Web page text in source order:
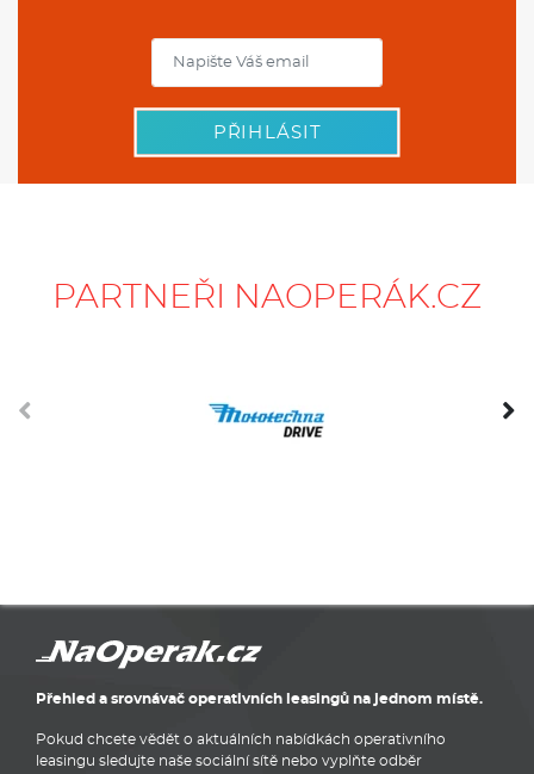
PŘIHLÁSIT
PARTNEŘI NAOPERÁK.CZ
Přehled a srovnávač operativních leasingů na jednom místě.
Pokud chcete vědět o aktuálních nabídkách operativního
leasingu sledujte naše sociální sítě nebo vyplňte odběr